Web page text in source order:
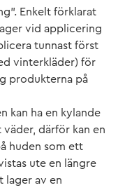
Enkelt förklarat
vid applicering
tunnast först
vinterkläder) för
produkterna på
kan ha en kylande
därför kan en
huden som ett
ute en längre
lager av en